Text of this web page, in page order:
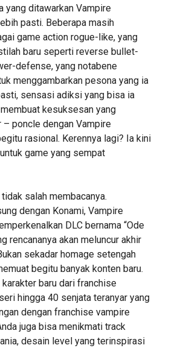
yang ditawarkan Vampire
pasti. Beberapa masih
game action rogue-like, yang
baru seperti reverse bullet-
defense, yang notabene
menggambarkan pesona yang ia
sensasi adiksi yang bisa ia
kesuksesan yang
poncle dengan Vampire
rasional. Kerennya lagi? Ia kini
game yang sempat
salah membacanya.
dengan Konami, Vampire
DLC bernama “Ode
rencananya akan meluncur akhir
sekadar homage setengah
begitu banyak konten baru.
baru dari franchise
hingga 40 senjata teranyar yang
dengan franchise vampire
juga bisa menikmati track
desain level yang terinspirasi